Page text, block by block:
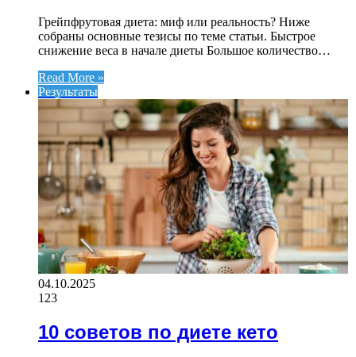
Грейпфрутовая диета: миф или реальность? Ниже
собраны основные тезисы по теме статьи. Быстрое
снижение веса в начале диеты Большое количество…
Read More »
Результаты
04.10.2025
123
10 советов по диете кето